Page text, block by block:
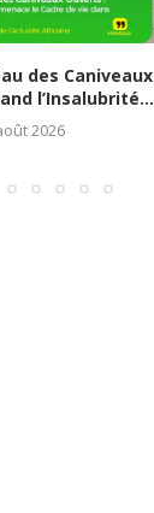
des Caniveaux
l’Insalubrité...
2026